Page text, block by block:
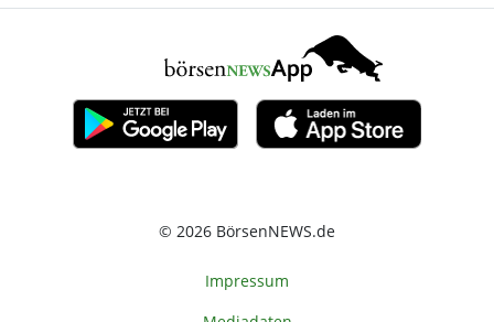
© 2026 BörsenNEWS.de
Impressum